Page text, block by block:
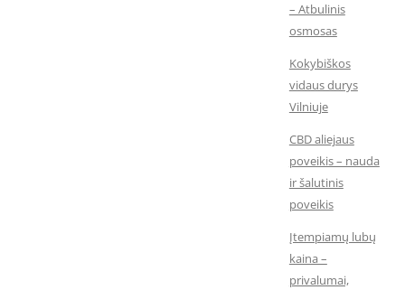
– Atbulinis
osmosas
Kokybiškos
vidaus durys
Vilniuje
CBD aliejaus
poveikis – nauda
ir šalutinis
poveikis
Įtempiamų lubų
kaina –
privalumai,